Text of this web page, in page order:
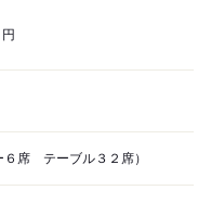
６席 テーブル３２席）